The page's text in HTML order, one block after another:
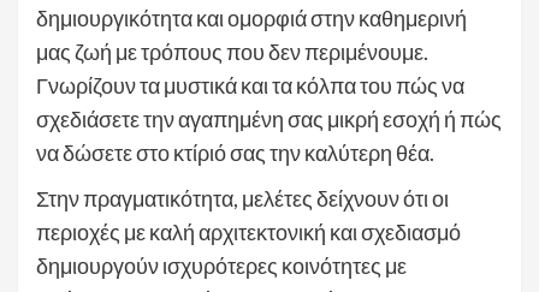
δημιουργικότητα και ομορφιά στην καθημερινή
μας ζωή με τρόπους που δεν περιμένουμε.
Γνωρίζουν τα μυστικά και τα κόλπα του πώς να
σχεδιάσετε την αγαπημένη σας μικρή εσοχή ή πώς
να δώσετε στο κτίριό σας την καλύτερη θέα.
Στην πραγματικότητα, μελέτες δείχνουν ότι οι
περιοχές με καλή αρχιτεκτονική και σχεδιασμό
δημιουργούν ισχυρότερες κοινότητες με